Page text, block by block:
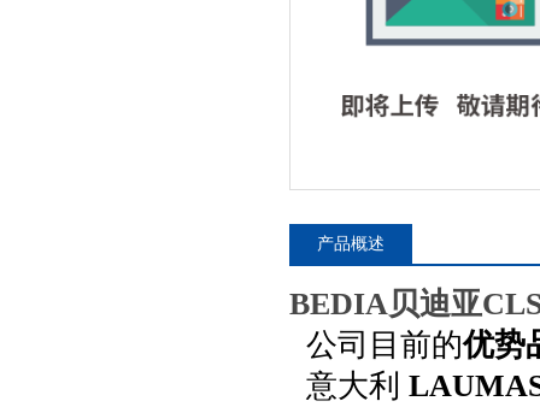
产品概述
BEDIA贝迪亚
公司目前的优势
意大利